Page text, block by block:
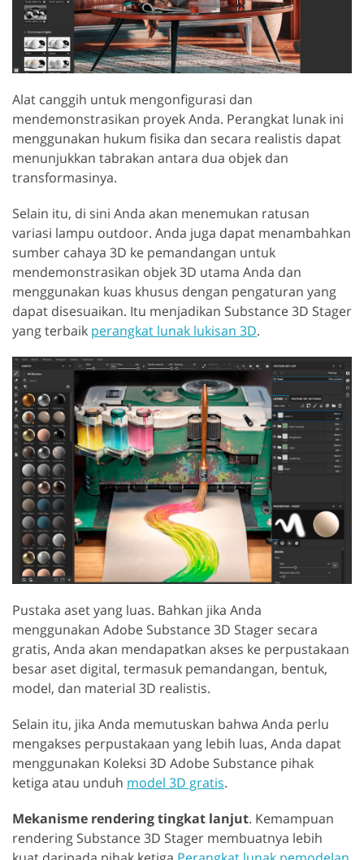
Alat canggih untuk mengonfigurasi dan
mendemonstrasikan proyek Anda. Perangkat lunak ini
menggunakan hukum fisika dan secara realistis dapat
menunjukkan tabrakan antara dua objek dan
transformasinya.
Selain itu, di sini Anda akan menemukan ratusan
variasi lampu outdoor. Anda juga dapat menambahkan
sumber cahaya 3D ke pemandangan untuk
mendemonstrasikan objek 3D utama Anda dan
menggunakan kuas khusus dengan pengaturan yang
dapat disesuaikan. Itu menjadikan Substance 3D Stager
yang terbaik perangkat lunak lukisan 3D.
Pustaka aset yang luas. Bahkan jika Anda
menggunakan Adobe Substance 3D Stager secara
gratis, Anda akan mendapatkan akses ke perpustakaan
besar aset digital, termasuk pemandangan, bentuk,
model, dan material 3D realistis.
Selain itu, jika Anda memutuskan bahwa Anda perlu
mengakses perpustakaan yang lebih luas, Anda dapat
menggunakan Koleksi 3D Adobe Substance pihak
ketiga atau unduh model 3D gratis.
Mekanisme rendering tingkat lanjut. Kemampuan
rendering Substance 3D Stager membuatnya lebih